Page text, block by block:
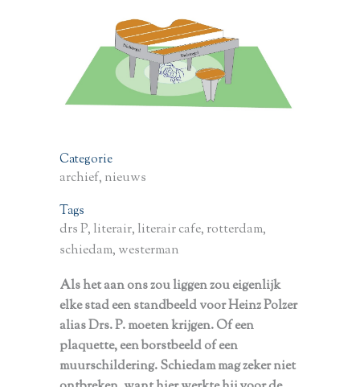
Categorie
archief, nieuws
Tags
drs P, literair, literair cafe, rotterdam,
schiedam, westerman
Als het aan ons zou liggen zou eigenlijk
elke stad een standbeeld voor Heinz Polzer
alias Drs. P. moeten krijgen. Of een
plaquette, een borstbeeld of een
muurschildering. Schiedam mag zeker niet